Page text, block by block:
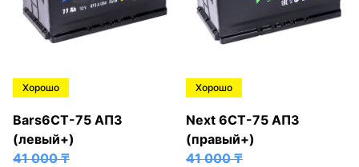
Хорошо
Bars6СТ-75 АПЗ
(левый+)
41 000₸
Хорошо
Next 6СТ-75 АПЗ
(правый+)
41 000₸